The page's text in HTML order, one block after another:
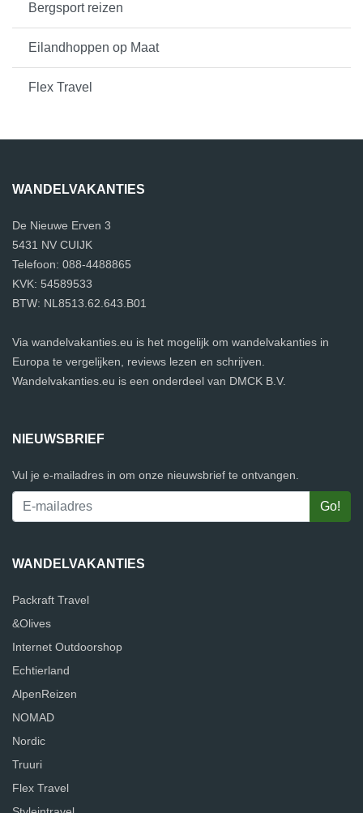
Bergsport reizen
Eilandhoppen op Maat
Flex Travel
WANDELVAKANTIES
De Nieuwe Erven 3
5431 NV CUIJK
Telefoon: 088-4488865
KVK: 54589533
BTW: NL8513.62.643.B01
Via wandelvakanties.eu is het mogelijk om wandelvakanties in
Europa te vergelijken, reviews lezen en schrijven.
Wandelvakanties.eu is een onderdeel van DMCK B.V.
NIEUWSBRIEF
Vul je e-mailadres in om onze nieuwsbrief te ontvangen.
WANDELVAKANTIES
Packraft Travel
&Olives
Internet Outdoorshop
Echtierland
AlpenReizen
NOMAD
Nordic
Truuri
Flex Travel